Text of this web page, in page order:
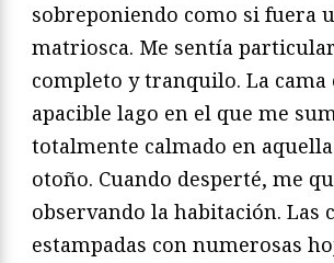
sobreponiendo como si fuera
matriosca. Me sentía
completo y tranquilo. La cama
apacible lago en el que me
totalmente calmado en
otoño. Cuando desperté, me
observando la habitación. Las
estampadas con numerosas